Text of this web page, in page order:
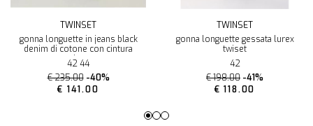
TWINSET
gonna longuette in jeans black
denim di cotone con cintura
twinset
42 44
€ 235.00 -40%
€ 141.00
TWINSET
gonna longuette gessata lurex
twiset
42
€ 198.00 -41%
€ 118.00